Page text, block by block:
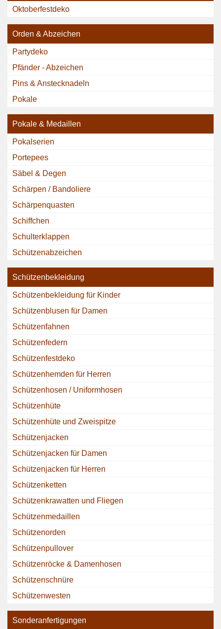
Oktoberfestdeko
Orden & Abzeichen
Partydeko
Pfänder - Abzeichen
Pins & Anstecknadeln
Pokale
Pokale & Medaillen
Pokalserien
Portepees
Säbel & Degen
Schärpen / Bandoliere
Schärpenquasten
Schiffchen
Schulterklappen
Schützenabzeichen
Schützenbekleidung
Schützenbekleidung für Kinder
Schützenblusen für Damen
Schützenfahnen
Schützenfedern
Schützenfestdeko
Schützenhemden für Herren
Schützenhosen / Uniformhosen
Schützenhüte
Schützenhüte und Zweispitze
Schützenjacken
Schützenjacken für Damen
Schützenjacken für Herren
Schützenketten
Schützenkrawatten und Fliegen
Schützenmedaillen
Schützenorden
Schützenpullover
Schützenröcke & Damenhosen
Schützenschnüre
Schützenwesten
Sonderanfertigungen